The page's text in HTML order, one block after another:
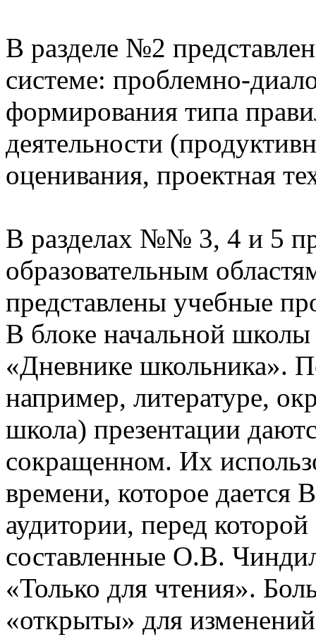
В разделе №2
системе: проблемно-
формирования типа
деятельности
оценивания, проектная
В разделах №№ 3, 4 и 5
образовательным
представлены учебные
В блоке начальной
«Дневнике школьника».
например, литературе,
школа) презентации
сокращенном. Их
времени, которое дается
аудитории, перед
составленные О.В.
«Только для чтения».
«открыты» для